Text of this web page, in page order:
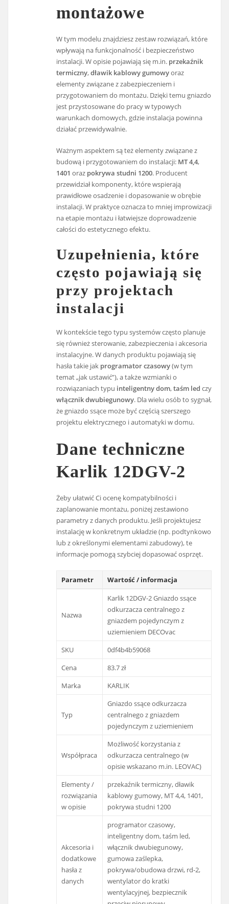
montażowe
W tym modelu znajdziesz zestaw rozwiązań, które
wpływają na funkcjonalność i bezpieczeństwo
instalacji. W opisie pojawiają się m.in. przekaźnik
termiczny,dławik kablowy gumowyoraz
elementy związane z zabezpieczeniem i
przygotowaniem do montażu. Dzięki temu gniazdo
jest przystosowane do pracy w typowych
warunkach domowych, gdzie instalacja powinna
działać przewidywalnie.
Ważnym aspektem są też elementy związane z
budową i przygotowaniem do instalacji: MT 4,4,
1401 oraz pokrywa studni 1200. Producent
przewidział komponenty, które wspierają
prawidłowe osadzenie i dopasowanie w obrębie
instalacji. W praktyce oznacza to mniej improwizacji
na etapie montażu i łatwiejsze doprowadzenie
całości do estetycznego efektu.
Uzupełnienia, które
często pojawiają się
przy projektach
instalacji
W kontekście tego typu systemów często planuje
się również sterowanie, zabezpieczenia i akcesoria
instalacyjne. W danych produktu pojawiają się
hasła takie jak programator czasowy(w tym
temat „jak ustawić”), a także wzmianki o
rozwiązaniach typu inteligentny dom,taśm led czy
włącznik dwubiegunowy. Dla wielu osób to sygnał,
że gniazdo ssące może być częścią szerszego
projektu elektrycznego i automatyki w domu.
Dane techniczne
Karlik 12DGV-2
Żeby ułatwić Ci ocenę kompatybilności i
zaplanowanie montażu, poniżej zestawiono
parametry z danych produktu. Jeśli projektujesz
instalację w konkretnym układzie (np. podtynkowo
lub z określonymi elementami zabudowy), te
informacje pomogą szybciej dopasować osprzęt.
Parametr Wartość / informacja
Nazwa
Karlik 12DGV-2 Gniazdo ssące
odkurzacza centralnego z
gniazdem pojedynczym z
uziemieniem DECOvac
SKU
0df4b4b59068
Cena
83.7 zł
Marka
KARLIK
Typ
Gniazdo ssące odkurzacza
centralnego z gniazdem
pojedynczym z uziemieniem
Współpraca
Możliwość korzystania z
odkurzacza centralnego (w
opisie wskazano m.in. LEOVAC)
Elementy /
rozwiązania
w opisie
przekaźnik termiczny, dławik
kablowy gumowy, MT 4,4, 1401,
pokrywa studni 1200
Akcesoria i
dodatkowe
hasła z
danych
programator czasowy,
inteligentny dom, taśm led,
włącznik dwubiegunowy,
gumowa zaślepka,
pokrywa/obudowa drzwi, rd-2,
wentylator do kratki
wentylacyjnej, bezpiecznik